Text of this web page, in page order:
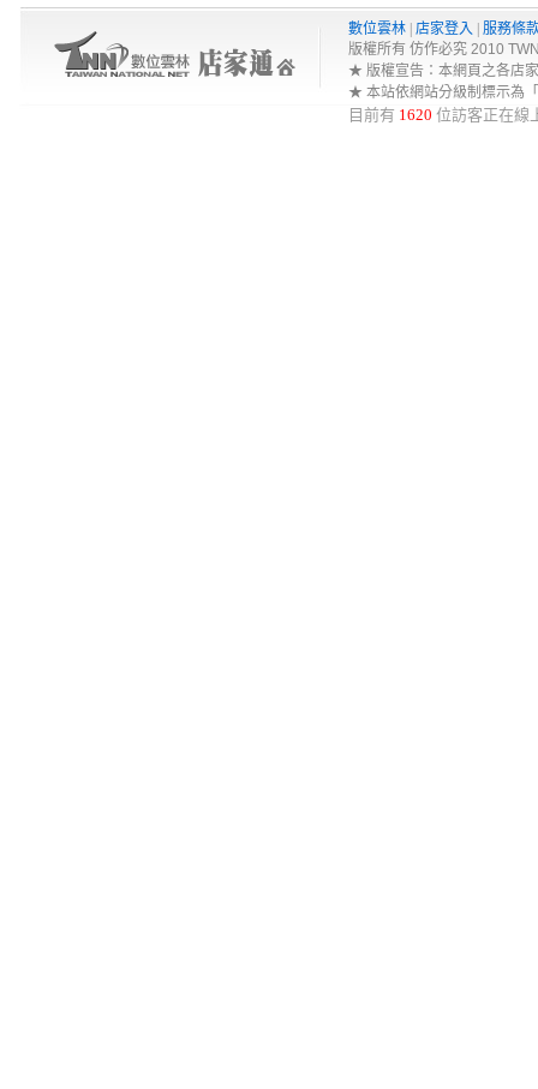
數位雲林 店家登入
服務條
版權所有 仿作必究 2010
★ 版權宣告：本網頁之各店
★ 本站依網站分級制標示為
目前有 1620 位訪客正在線